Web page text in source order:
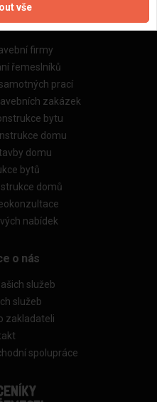
firmy
řemeslníků
prací
zakázek
bytu
domu
domu
bytů
domů
nabídek
o nás
služeb
služeb
zakladateli
spolupráce
vše